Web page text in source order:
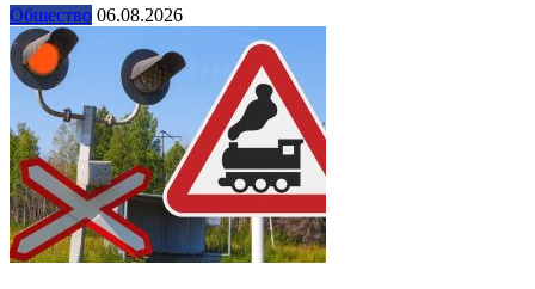
Общество 06.08.2026